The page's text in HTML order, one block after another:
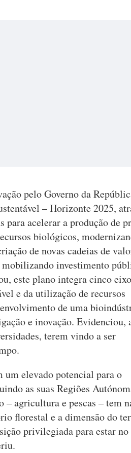
pelo Governo da
– Horizonte 2025,
acelerar a produção de
biológicos,
de novas cadeias de
investimento
este plano integra cinco
e da utilização de recursos
de uma
e inovação. Evidenciou,
terem vindo a ser
um elevado potencial para o
as suas Regiões
– agricultura e pescas – tem
florestal e a dimensão do
privilegiada para estar